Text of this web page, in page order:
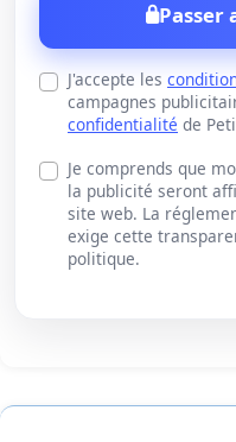
Passer
J'accepte les
campagnes
confidentialité de
Je comprends que
la publicité seront
site web. La
exige cette
politique.